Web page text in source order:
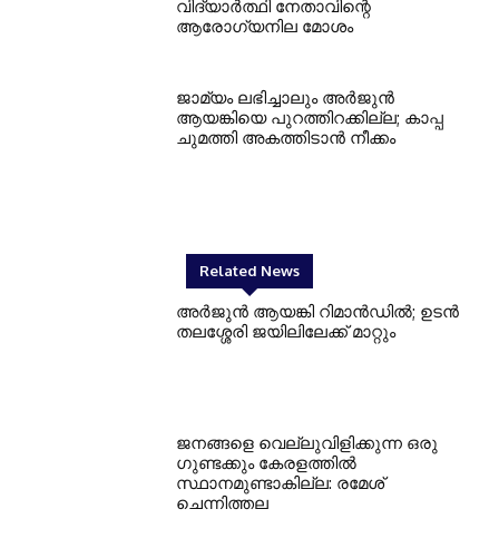
വിദ്യാർത്ഥി നേതാവിന്റെ
ആരോഗ്യനില മോശം
ജാമ്യം ലഭിച്ചാലും അർജുൻ
ആയങ്കിയെ പുറത്തിറക്കില്ല; കാപ്പ
ചുമത്തി അകത്തിടാൻ നീക്കം
Related News
അര്‍ജുന്‍ ആയങ്കി റിമാന്‍ഡില്‍; ഉടന്‍
തലശ്ശേരി ജയിലിലേക്ക് മാറ്റും
ജനങ്ങളെ വെല്ലുവിളിക്കുന്ന ഒരു
ഗുണ്ടക്കും കേരളത്തിൽ
സ്ഥാനമുണ്ടാകില്ല: രമേശ്
ചെന്നിത്തല